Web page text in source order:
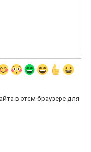
в этом браузере для